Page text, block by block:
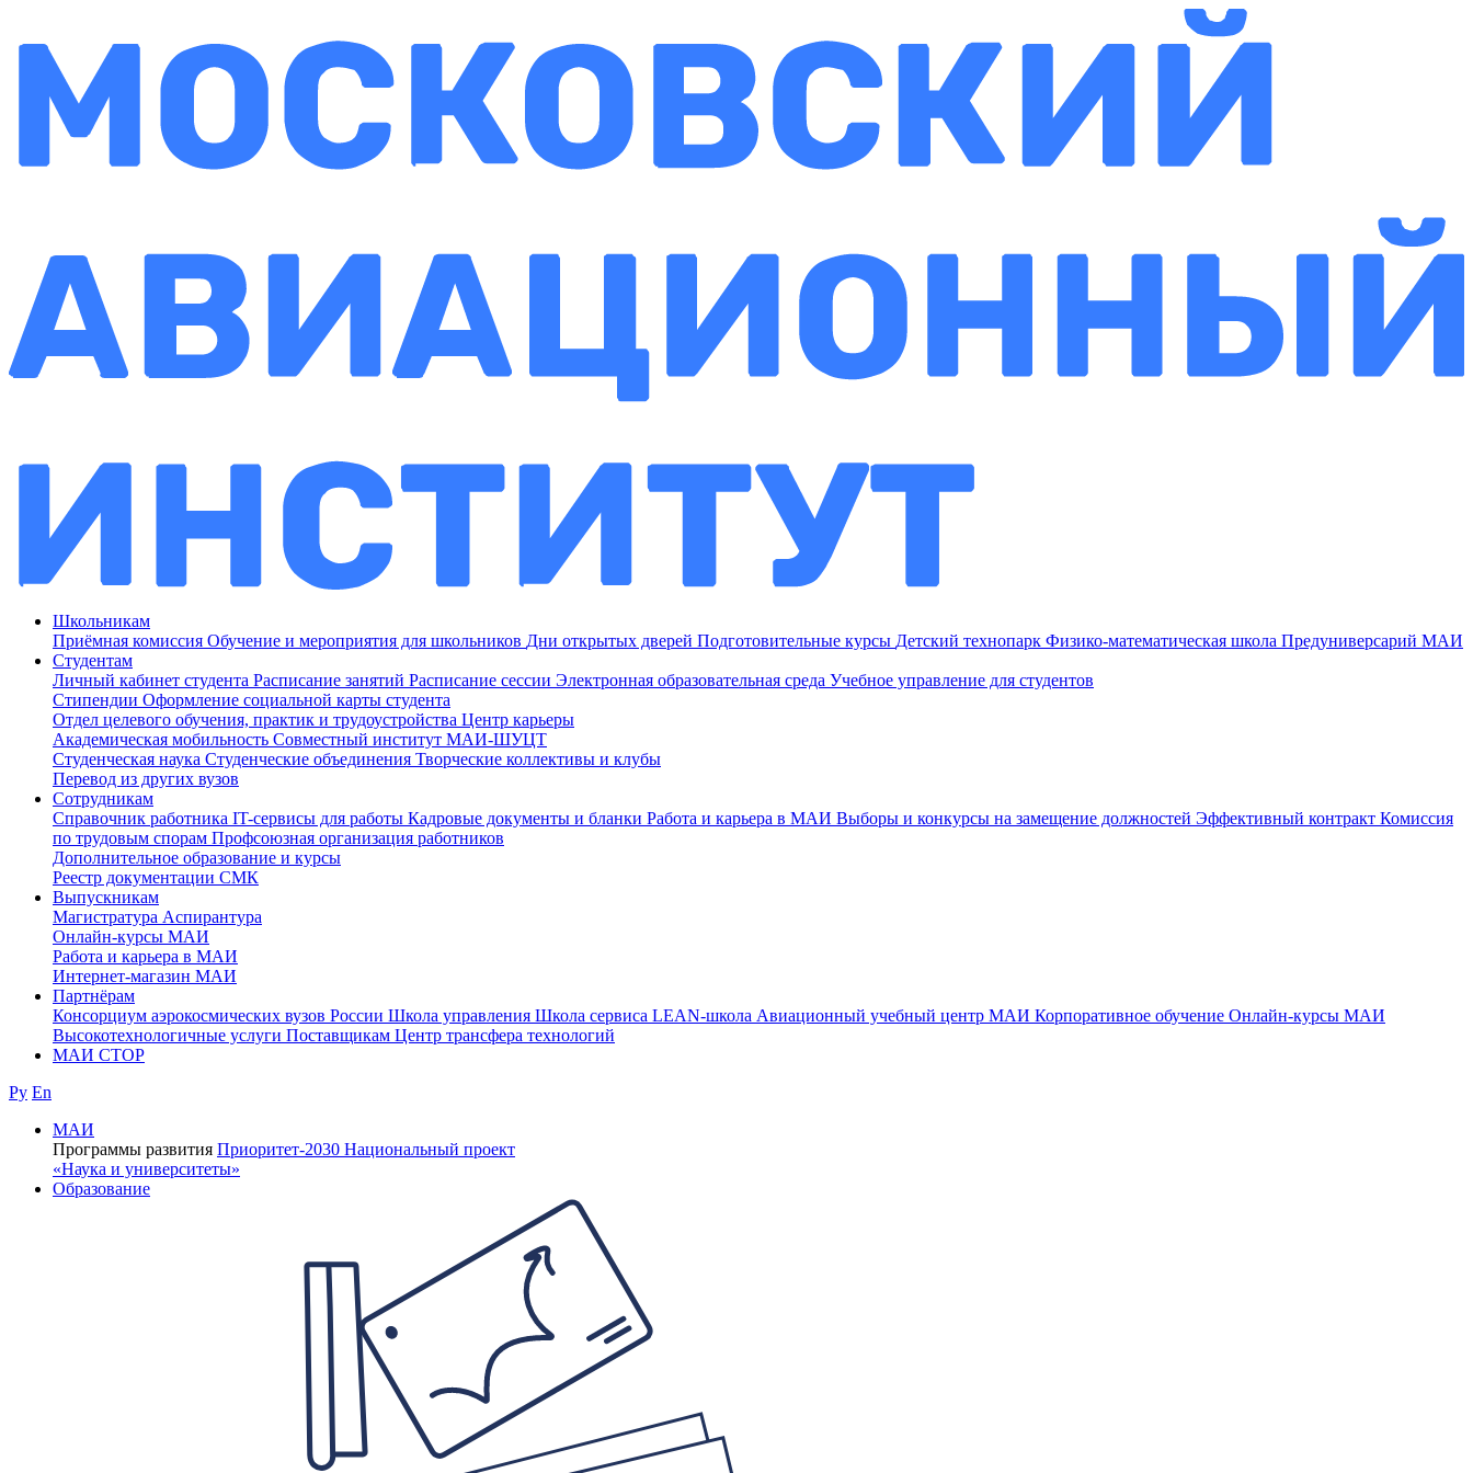
Школьникам
Приёмная комиссия Обучение и мероприятия для школьников Дни открытых дверей Подготовительные курсы Детский технопарк Физико-математическая школа Предуниверсарий МАИ
Студентам
Личный кабинет студента Расписание занятий Расписание сессии Электронная образовательная среда Учебное управление для студентов
Стипендии Оформление социальной карты студента
Отдел целевого обучения, практик и трудоустройства Центр карьеры
Академическая мобильность Совместный институт МАИ-ШУЦТ
Студенческая наука Студенческие объединения Творческие коллективы и клубы
Перевод из других вузов
Сотрудникам
Cправочник работника IT-сервисы для работы Кадровые документы и бланки Работа и карьера в МАИ Выборы и конкурсы на замещение должностей Эффективный контракт Комиссия
по трудовым спорам Профсоюзная организация работников
Дополнительное образование и курсы
Реестр документации СМК
Выпускникам
Магистратура Аспирантура
Онлайн-курсы МАИ
Работа и карьера в МАИ
Интернет-магазин МАИ
Партнёрам
Консорциум аэрокосмических вузов России Школа управления Школа сервиса LEAN-школа Авиационный учебный центр МАИ Корпоративное обучение Онлайн-курсы МАИ
Высокотехнологичные услуги Поставщикам Центр трансфера технологий
МАИ СТОР
Ру En
МАИ
Программы развития Приоритет-2030 Национальный проект
«Наука и университеты»
Образование